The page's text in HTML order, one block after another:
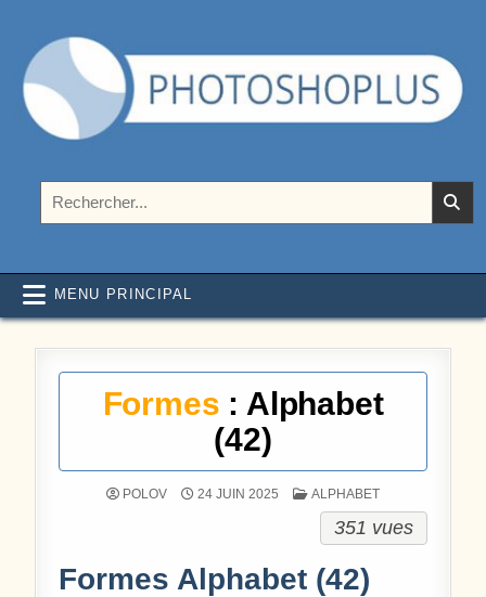
Photoshoplus
MENU PRINCIPAL
Formes : Alphabet
(42)
POLOV 24 JUIN 2025 POSTÉ DANS
ALPHABET
351 vues
Formes Alphabet (42)